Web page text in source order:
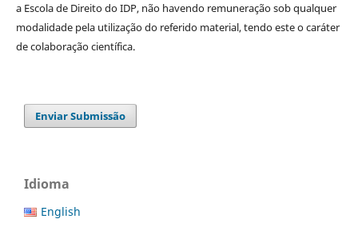
a Escola de Direito do IDP, não havendo remuneração sob qualquer
modalidade pela utilização do referido material, tendo este o caráter
de colaboração científica.
Enviar Submissão
Idioma
English